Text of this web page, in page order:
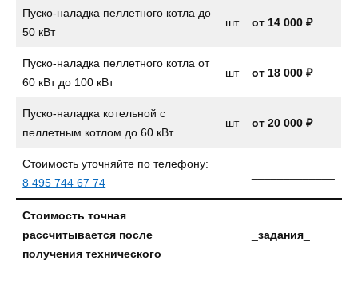
Пуско-наладка пеллетного котла до
50 кВт
шт от 14 000 ₽
Пуско-наладка пеллетного котла от
60 кВт до 100 кВт
шт от 18 000 ₽
Пуско-наладка котельной с
пеллетным котлом до 60 кВт
шт от 20 000 ₽
Стоимость уточняйте по телефону:
8 495 744 67 74
Стоимость точная
рассчитывается после
получения технического
_задания